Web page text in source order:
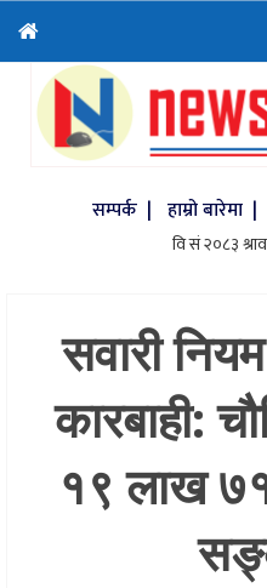
सम्पर्क | हाम्रो बारेमा |
सवारी
कारबाही:
१९ लाख